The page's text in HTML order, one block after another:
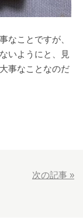
なことですが、
いようにと、見
事なことなのだ
次の記事 »